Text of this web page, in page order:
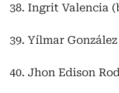
38. Ingrit Valencia
39. Yílmar
40. Jhon Edison